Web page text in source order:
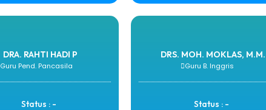
DRA. RAHTI HADI P
Guru Pend. Pancasila
Status : -
DRS. MOH. MOKLAS, M.M.
Guru B. Inggris
Status : -